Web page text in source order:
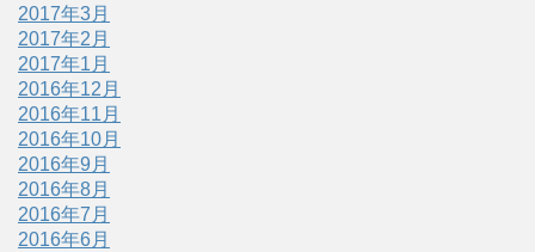
2017年3月
2017年2月
2017年1月
2016年12月
2016年11月
2016年10月
2016年9月
2016年8月
2016年7月
2016年6月